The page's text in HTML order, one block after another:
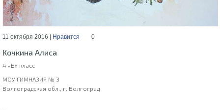
11 октября 2016 | Нравится 0
Кочкина Алиса
4 «Б» класс
МОУ ГИМНАЗИЯ № 3
Волгоградская обл., г. Волгоград